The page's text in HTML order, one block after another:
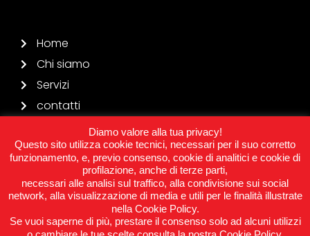
Home
Chi siamo
Servizi
contatti
© 2021 Angela Gomme | P.I. e C.F. 03934940168
policy | Bysitointerattivo.it
Diamo valore alla tua privacy!
Questo sito utilizza cookie tecnici, necessari per il suo corretto
funzionamento, e, previo consenso, cookie di analitici e cookie di
profilazione, anche di terze parti,
necessari alle analisi sul traffico, alla condivisione sui social
network, alla visualizzazione di media e utili per le finalità illustrate
nella Cookie Policy.
Se vuoi saperne di più, prestare il consenso solo ad alcuni utilizzi